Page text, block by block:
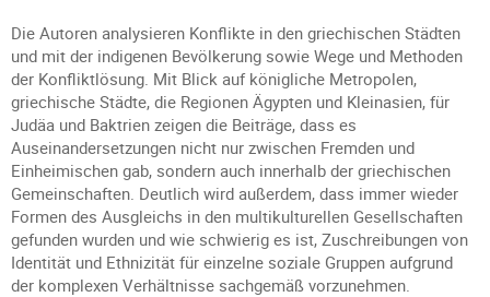
Die Autoren analysieren Konflikte in den griechischen Städten
und mit der indigenen Bevölkerung sowie Wege und Methoden
der Konfliktlösung. Mit Blick auf königliche Metropolen,
griechische Städte, die Regionen Ägypten und Kleinasien, für
Judäa und Baktrien zeigen die Beiträge, dass es
Auseinandersetzungen nicht nur zwischen Fremden und
Einheimischen gab, sondern auch innerhalb der griechischen
Gemeinschaften. Deutlich wird außerdem, dass immer wieder
Formen des Ausgleichs in den multikulturellen Gesellschaften
gefunden wurden und wie schwierig es ist, Zuschreibungen von
Identität und Ethnizität für einzelne soziale Gruppen aufgrund
der komplexen Verhältnisse sachgemäß vorzunehmen.